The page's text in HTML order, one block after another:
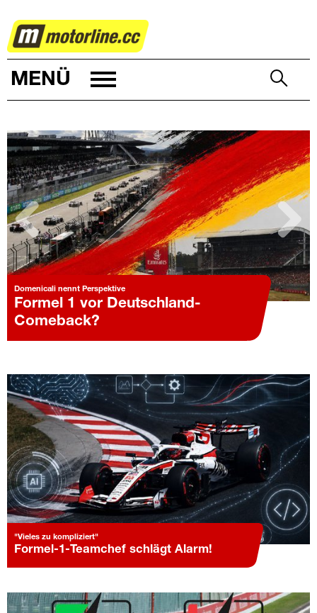
MOTORSPORT
MENÜ
Domenicali nennt Perspektive
Formel 1 vor Deutschland-
Comeback?
zurück weiter
"Vieles zu kompliziert"
Formel-1-Teamchef schlägt Alarm!